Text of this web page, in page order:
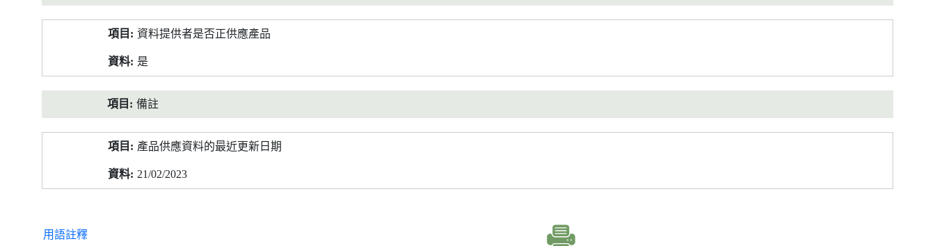
資料提供者是否正供應產品
是
備註
產品供應資料的最近更新日期
21/02/2023
用語註釋